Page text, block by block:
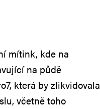
mítink, kde na
na půdě
která by zlikvidovala
včetně toho